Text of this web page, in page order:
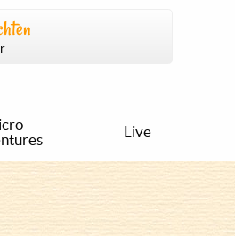
Live